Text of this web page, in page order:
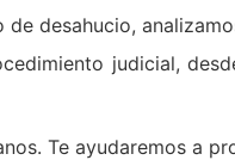
de desahucio,
judicial,
Te ayudaremos a